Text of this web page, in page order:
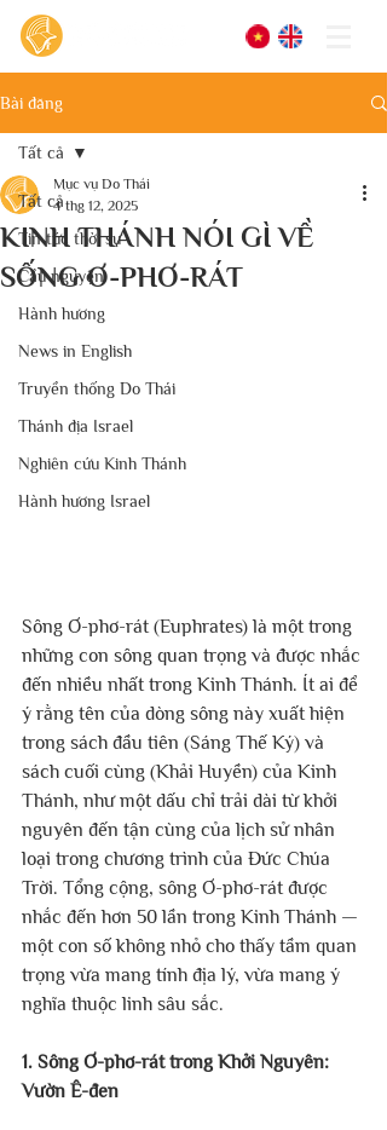
Bài đăng
Tất cả
Tin tức thời sự
Cầu nguyện
Hành hương
News in English
Truyền thống Do Thái
Thánh địa Israel
Nghiên cứu Kinh Thánh
Hành hương Israel
Tất cả
KINH THÁNH NÓI GÌ VỀ
SỐNG Ơ-PHƠ-RÁT
Mục vụ Do Thái
4 thg 12, 2025
Sông Ơ-phơ-rát (Euphrates) là một trong
những con sông quan trọng và được nhắc
đến nhiều nhất trong Kinh Thánh. Ít ai để
ý rằng tên của dòng sông này xuất hiện
trong sách đầu tiên (Sáng Thế Ký) và
sách cuối cùng (Khải Huyền) của Kinh
Thánh, như một dấu chỉ trải dài từ khởi
nguyên đến tận cùng của lịch sử nhân
loại trong chương trình của Đức Chúa
Trời. Tổng cộng, sông Ơ-phơ-rát được
nhắc đến hơn 50 lần trong Kinh Thánh —
một con số không nhỏ cho thấy tầm quan
trọng vừa mang tính địa lý, vừa mang ý
nghĩa thuộc linh sâu sắc.
1. Sông Ơ-phơ-rát trong Khởi Nguyên:
Vườn Ê-đen